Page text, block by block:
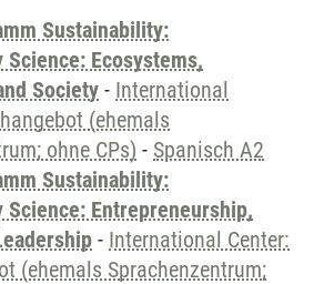
Sustainability:
Ecosystems,
Society - International
(ehemals
ohne CPs) - Spanisch A2
Sustainability:
Science: Entrepreneurship,
- International Center:
(ehemals Sprachenzentrum;